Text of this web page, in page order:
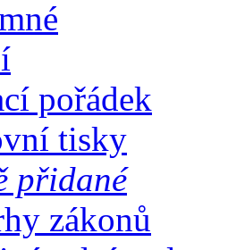
pořádek
tisky
přidané
zákonů